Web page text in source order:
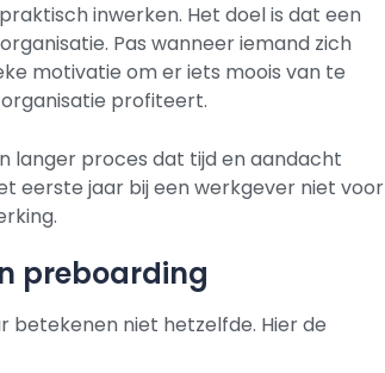
inwerken. Het doel is dat een
Pas wanneer iemand zich
motivatie om er iets moois van te
profiteert.
langer proces dat tijd en aandacht
eerste jaar bij een werkgever niet voor
preboarding
betekenen niet hetzelfde. Hier de